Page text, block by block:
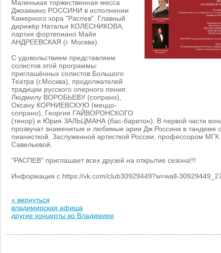
Маленькая торжественная месса
Джоаккино РОССИНИ в исполнении
Камерного хора "Распев". Главный
дирижёр Наталья КОЛЕСНИКОВА,
партия фортепиано Майя
АНДРЕЕВСКАЯ (г. Москва).
С удовольствием представляем
солистов этой программы:
приглашённых солистов Большого
Театра (г.Москва), продолжателей
традиции русского оперного пения:
Людмилу ВОРОБЬЕВУ (сопрано),
Оксану КОРНИЕВСКУЮ (меццо-
сопрано), Георгия ГАЙВОРОНСКОГО
(тенор) и Юрия ЗАЛЬЦМАНА (бас-баритон). В первой части
прозвучат знаменитые и любимые арии Дж.Россини в тандеме
пианисткой, Заслуженной артисткой России, профессором
Савельевой.
"РАСПЕВ" приглашает всех друзей на открытие сезона!!!
Информация с https://vk.com/club30929449?w=wall-
« вернуться
владимирская афиша
другие концерты во Владимире